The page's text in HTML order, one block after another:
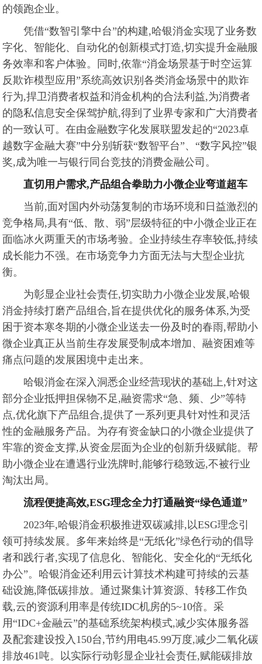
的领跑企业。
凭借“数智引擎中台”的构建,哈银消金实现了业务数
字化、智能化、自动化的创新模式打造,切实提升金融服
务效率和客户体验。同时,依靠“消金场景基于时空运算
反欺诈模型应用”系统高效识别各类消金场景中的欺诈
行为,捍卫消费者权益和消金机构的合法利益,为消费者
的隐私信息安全保驾护航,得到了业界专家和广大消费者
的一致认可。在由金融数字化发展联盟发起的“2023卓
越数字金融大赛”中分别斩获“数智平台”、“数字风控”银
奖,成为唯一与银行同台竞技的消费金融公司。
直切用户需求,产品组合拳助力小微企业弯道超车
当前,面对国内外动荡复制的市场环境和日益激烈的
竞争格局,具有“低、散、弱”层级特征的中小微企业正在
面临冰火两重天的市场考验。企业持续生存率较低,持续
成长能力不强。在市场竞争力方面无法与大型企业抗
衡。
为彰显企业社会责任,切实助力小微企业发展,哈银
消金持续打磨产品组合,旨在提供优化的服务体系,为受
困于资本寒冬期的小微企业送去一份及时的春雨,帮助小
微企业真正从当前生存发展受制成本增加、融资困难等
痛点问题的发展困境中走出来。
哈银消金在深入洞悉企业经营现状的基础上,针对这
部分企业抵押担保物不足,融资需求“急、频、少”等特
点,优化旗下产品组合,提供了一系列更具针对性和灵活
性的金融服务产品。为存有资金缺口的小微企业提供了
牢靠的资金支撑,从资金层面为企业的创新升级赋能。帮
助小微企业在遭遇行业洗牌时,能够行稳致远,不被行业
淘汰出局。
流程便捷高效,ESG理念全力打通融资“绿色通道”
2023年,哈银消金积极推进双碳减排,以ESG理念引
领可持续发展。多年来始终是“无纸化”绿色行动的倡导
者和践行者,实现了信息化、智能化、安全化的“无纸化
办公”。哈银消金还利用云计算技术构建可持续的云基
础设施,降低碳排放。通过聚集计算资源、转移工作负
载,云的资源利用率是传统IDC机房的5~10倍。采
用“IDC+金融云”的基础系统架构模式,减少实体服务器
及配套建设投入150台,节约用电45.99万度,减少二氧化碳
排放461吨。以实际行动彰显企业社会责任,赋能碳排放